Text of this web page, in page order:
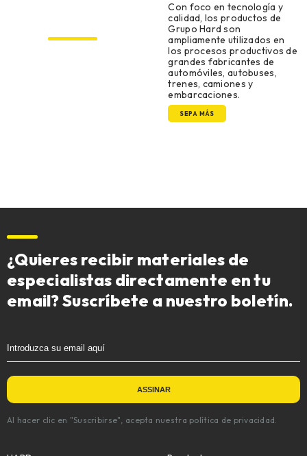
Con foco en tecnología y
calidad, los productos de
Grupo Hard son
ampliamente utilizados en
los procesos productivos de
grandes fabricantes de
automóviles, autobuses,
trenes, camiones y
embarcaciones.
SEPA MÁS
¿Quieres recibir materiales de
especialistas directamente en tu
email? Suscríbete a nuestro boletín.
Al hacer clic en "Suscribirse", acepta nuestra política de privacidad.